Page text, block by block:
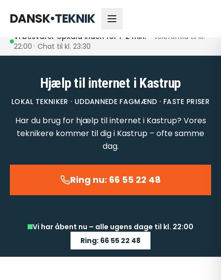
DANSK•TEKNIK
Åbent nu
Vi besvarer opkald inden for 1-2 min. – telefontid til kl.
22:00 · Chat til kl. 23:30
Hjælp til internet i Kastrup
LOKAL TEKNIKER · UDDANNEDE FAGMÆND · FASTE PRISER
Har du brug for hjælp til internet i Kastrup? Vores
teknikere kommer til dig i Kastrup – ofte samme
dag.
Ring nu: 66 55 22 48
Vi har åbent nu – alle ugens dage til kl. 22:00
Ring: 66 55 22 48